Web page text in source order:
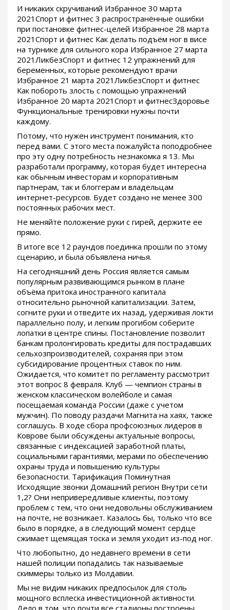
И никаких скручиваний Избранное 30 марта
2021Спорт и фитнес 3 распространённые ошибки
при постановке фитнес-целей Избранное 28 марта
2021Спорт и фитнес Как делать подъём ног в висе
на турнике для сильного кора Избранное 27 марта
2021ЛикбезСпорт и фитнес 12 упражнений для
беременных, которые рекомендуют врачи
Избранное 21 марта 2021ЛикбезСпорт и фитнес
Как побороть злость с помощью упражнений
Избранное 20 марта 2021Спорт и фитнесЗдоровье
Функциональные тренировки нужны почти
каждому.
Потому, что нужен инструмент понимания, кто
перед вами. С этого места пожалуйста поподробнее
про эту одну потребность незнакомка я 13. Мы
разработали программу, которая будет интересна
как обычным инвесторам и корпоративным
партнерам, так и блоггерам и владельцам
интернет-ресурсов. Будет создано не менее 300
постоянных рабочих мест.
Не меняйте положение руки с гирей, держите ее
прямо.
В итоге все 12 раундов поединка прошли по этому
сценарию, и была объявлена ничья.
На сегодняшний день Россия является самым
популярным развивающимся рынком в плане
объёма притока иностранного капитала
относительно рыночной капитализации. Затем,
согните руки и отведите их назад, удерживая локти
параллельно полу, и легким прогибом соберите
лопатки в центре спины. Постановление позволит
банкам пролонгировать кредиты для пострадавших
сельхозпроизводителей, сохраняя при этом
субсидирование процентных ставок по ним.
Ожидается, что комитет по регламенту рассмотрит
этот вопрос 8 февраля. Клуб — чемпион страны в
женском классическом волейболе и самая
посещаемая команда России (даже с учетом
мужчин). По поводу раздачи Магнита на хаях, также
соглашусь. В ходе сбора профсоюзных лидеров в
Коврове были обсуждены актуальные вопросы,
связанные с индексацией заработной платы,
социальными гарантиями, мерами по обеспечению
охраны труда и повышению культуры
безопасности. Тарификация Поминутная
Исходящие звонки Домашний регион Внутри сети
1,2? Они непривередливые клиенты, поэтому
проблем с тем, что они недовольны обслуживанием
на почте, не возникает. Казалось бы, только что все
было в порядке, а в следующий момент сердце
сжимает щемящая тоска и земля уходит из-под ног.
Что любопытно, до недавнего времени в сети
нашей полиции попадались так называемые
скиммеры только из Молдавии.
Мы не видим никаких предпосылок для столь
мощного всплеска инвестиционной активности.